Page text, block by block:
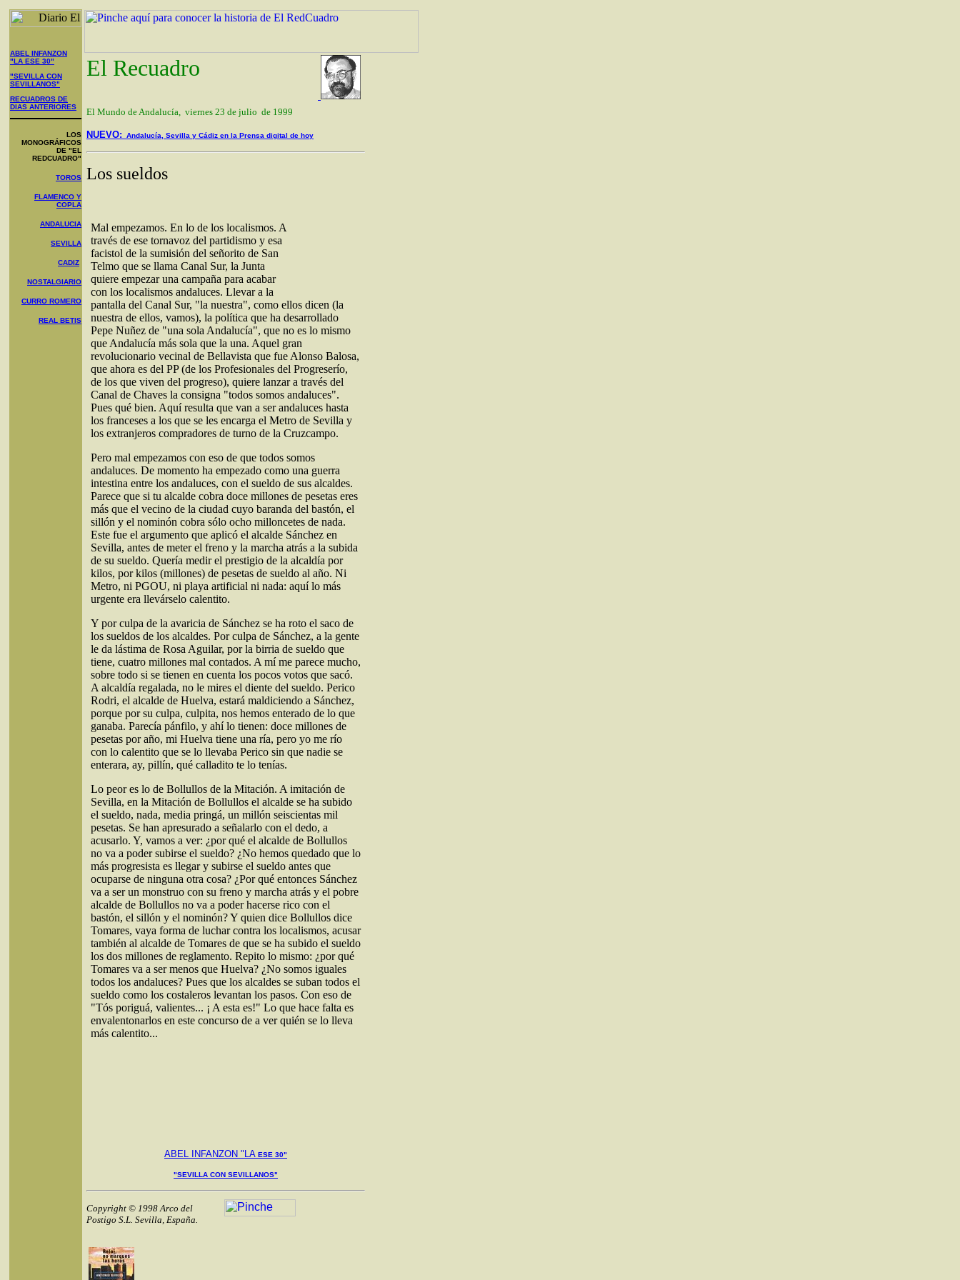
ABEL INFANZON
"LA ESE 30"
"SEVILLA CON
SEVILLANOS"
RECUADROS DE
DIAS ANTERIORES
LOS
MONOGRÁFICOS
DE "EL
REDCUADRO"
TOROS
FLAMENCO Y
COPLA
ANDALUCIA
SEVILLA
CADIZ
NOSTALGIARIO
CURRO ROMERO
REAL BETIS
El Recuadro
El Mundo de Andalucía, viernes 23 de julio de 1999
NUEVO: Andalucía, Sevilla y Cádiz en la Prensa digital de hoy
Los sueldos
Mal empezamos. En lo de los localismos. A
través de ese tornavoz del partidismo y esa
facistol de la sumisión del señorito de San
Telmo que se llama Canal Sur, la Junta
quiere empezar una campaña para acabar
con los localismos andaluces. Llevar a la
pantalla del Canal Sur, "la nuestra", como ellos dicen (la
nuestra de ellos, vamos), la política que ha desarrollado
Pepe Nuñez de "una sola Andalucía", que no es lo mismo
que Andalucía más sola que la una. Aquel gran
revolucionario vecinal de Bellavista que fue Alonso Balosa,
que ahora es del PP (de los Profesionales del Progreserío,
de los que viven del progreso), quiere lanzar a través del
Canal de Chaves la consigna "todos somos andaluces".
Pues qué bien. Aquí resulta que van a ser andaluces hasta
los franceses a los que se les encarga el Metro de Sevilla y
los extranjeros compradores de turno de la Cruzcampo.
Pero mal empezamos con eso de que todos somos
andaluces. De momento ha empezado como una guerra
intestina entre los andaluces, con el sueldo de sus alcaldes.
Parece que si tu alcalde cobra doce millones de pesetas eres
más que el vecino de la ciudad cuyo baranda del bastón, el
sillón y el nominón cobra sólo ocho milloncetes de nada.
Este fue el argumento que aplicó el alcalde Sánchez en
Sevilla, antes de meter el freno y la marcha atrás a la subida
de su sueldo. Quería medir el prestigio de la alcaldía por
kilos, por kilos (millones) de pesetas de sueldo al año. Ni
Metro, ni PGOU, ni playa artificial ni nada: aquí lo más
urgente era llevárselo calentito.
Y por culpa de la avaricia de Sánchez se ha roto el saco de
los sueldos de los alcaldes. Por culpa de Sánchez, a la gente
le da lástima de Rosa Aguilar, por la birria de sueldo que
tiene, cuatro millones mal contados. A mí me parece mucho,
sobre todo si se tienen en cuenta los pocos votos que sacó.
A alcaldía regalada, no le mires el diente del sueldo. Perico
Rodri, el alcalde de Huelva, estará maldiciendo a Sánchez,
porque por su culpa, culpita, nos hemos enterado de lo que
ganaba. Parecía pánfilo, y ahí lo tienen: doce millones de
pesetas por año, mi Huelva tiene una ría, pero yo me río
con lo calentito que se lo llevaba Perico sin que nadie se
enterara, ay, pillín, qué calladito te lo tenías.
Lo peor es lo de Bollullos de la Mitación. A imitación de
Sevilla, en la Mitación de Bollullos el alcalde se ha subido
el sueldo, nada, media pringá, un millón seiscientas mil
pesetas. Se han apresurado a señalarlo con el dedo, a
acusarlo. Y, vamos a ver: ¿por qué el alcalde de Bollullos
no va a poder subirse el sueldo? ¿No hemos quedado que lo
más progresista es llegar y subirse el sueldo antes que
ocuparse de ninguna otra cosa? ¿Por qué entonces Sánchez
va a ser un monstruo con su freno y marcha atrás y el pobre
alcalde de Bollullos no va a poder hacerse rico con el
bastón, el sillón y el nominón? Y quien dice Bollullos dice
Tomares, vaya forma de luchar contra los localismos, acusar
también al alcalde de Tomares de que se ha subido el sueldo
los dos millones de reglamento. Repito lo mismo: ¿por qué
Tomares va a ser menos que Huelva? ¿No somos iguales
todos los andaluces? Pues que los alcaldes se suban todos el
sueldo como los costaleros levantan los pasos. Con eso de
"Tós poriguá, valientes... ¡ A esta es!" Lo que hace falta es
envalentonarlos en este concurso de a ver quién se lo lleva
más calentito...
ABEL INFANZON "LA ESE 30"
"SEVILLA CON SEVILLANOS"
Copyright © 1998 Arco del
Postigo S.L. Sevilla, España.